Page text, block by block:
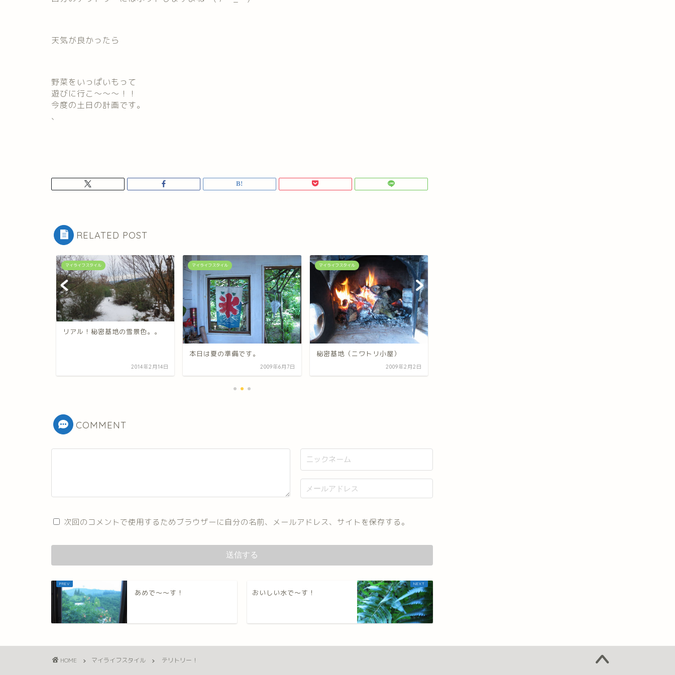
天気が良かったら
野菜をいっぱいもって
遊びに行こ～～～！！
今度の土日の計画です。
、
RELATED POST
マイライフスタイル
リアル！秘密基地の雪景色。。
2014年2月14日
マイライフスタイル
本日は夏の準備です。
2009年6月7日
マイライフスタイル
秘密基地（ニワトリ小屋）
2009年2月2日
COMMENT
次回のコメントで使用するためブラウザーに自分の名前、メールアドレス、サイトを保存する。
あめで～～す！ おいしい水で～す！
HOME マイライフスタイル テリトリー！